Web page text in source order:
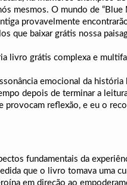
mesmos. O mundo de
provavelmente
que baixar grátis nossa
livro grátis complexa e
emocional da
depois de terminar a
provocam reflexão, e eu o
fundamentais da
que o livro tomava uma
em direção ao